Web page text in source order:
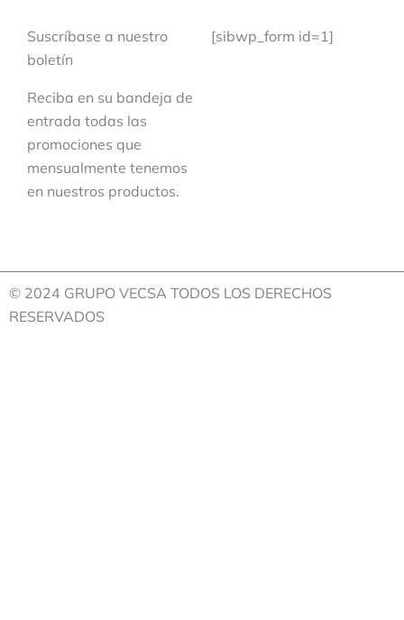
Suscríbase a nuestro
boletín
Reciba en su bandeja de
entrada todas las
promociones que
mensualmente tenemos
en nuestros productos.
[sibwp_form id=1]
© 2024 GRUPO VECSA TODOS LOS DERECHOS
RESERVADOS